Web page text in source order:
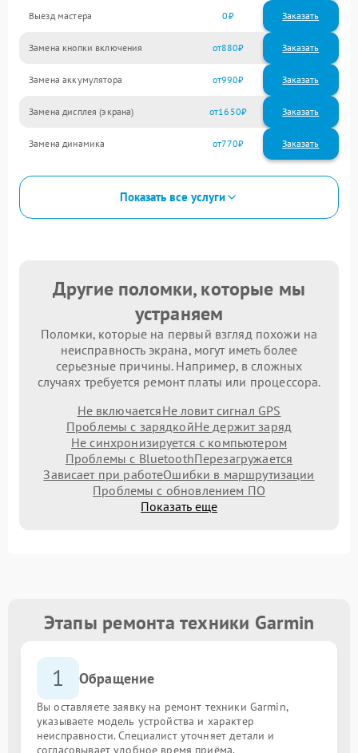
Выезд мастера 0 Заказать
Замена кнопки включения 880
Замена аккумулятора 990
Замена дисплея (экрана) 1650
Замена динамика 770
Показать все услуги
Другие поломки, которые мы
устраняем
Поломки, которые на первый взгляд похожи на
неисправность экрана, могут иметь более
серьезные причины. Например, в сложных
случаях требуется ремонт платы или процессора.
Не включаетсяНе ловит сигнал GPS
Проблемы с зарядкойНе держит заряд
Не синхронизируется с компьютером
Проблемы с BluetoothПерезагружается
Зависает при работеОшибки в маршрутизации
Проблемы с обновлением ПО
Показать еще
Этапы ремонта техники Garmin
1 Обращение
Вы оставляете заявку на ремонт техники Garmin,
указываете модель устройства и характер
неисправности. Специалист уточняет детали и
согласовывает удобное время приёма.